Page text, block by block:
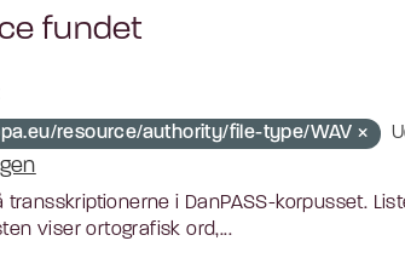
fundet
resource/authority/file-type/WAV
i DanPASS-korpusset.
viser ortografisk ord,...